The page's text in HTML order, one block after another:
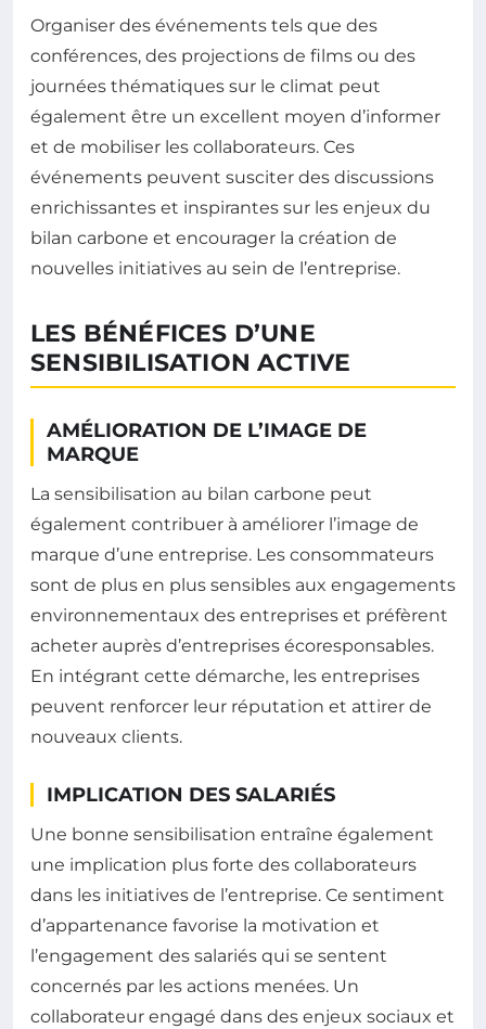
Organiser des événements tels que des
conférences, des projections de films ou des
journées thématiques sur le climat peut
également être un excellent moyen d’informer
et de mobiliser les collaborateurs. Ces
événements peuvent susciter des discussions
enrichissantes et inspirantes sur les enjeux du
bilan carbone et encourager la création de
nouvelles initiatives au sein de l’entreprise.
LES BÉNÉFICES D’UNE
SENSIBILISATION ACTIVE
AMÉLIORATION DE L’IMAGE DE
MARQUE
La sensibilisation au bilan carbone peut
également contribuer à améliorer l’image de
marque d’une entreprise. Les consommateurs
sont de plus en plus sensibles aux engagements
environnementaux des entreprises et préfèrent
acheter auprès d’entreprises écoresponsables.
En intégrant cette démarche, les entreprises
peuvent renforcer leur réputation et attirer de
nouveaux clients.
IMPLICATION DES SALARIÉS
Une bonne sensibilisation entraîne également
une implication plus forte des collaborateurs
dans les initiatives de l’entreprise. Ce sentiment
d’appartenance favorise la motivation et
l’engagement des salariés qui se sentent
concernés par les actions menées. Un
collaborateur engagé dans des enjeux sociaux et